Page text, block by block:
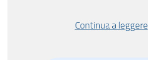
Continua a leggere